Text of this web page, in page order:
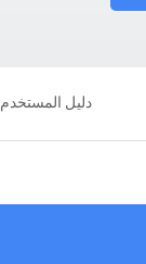
دليل المستخدم